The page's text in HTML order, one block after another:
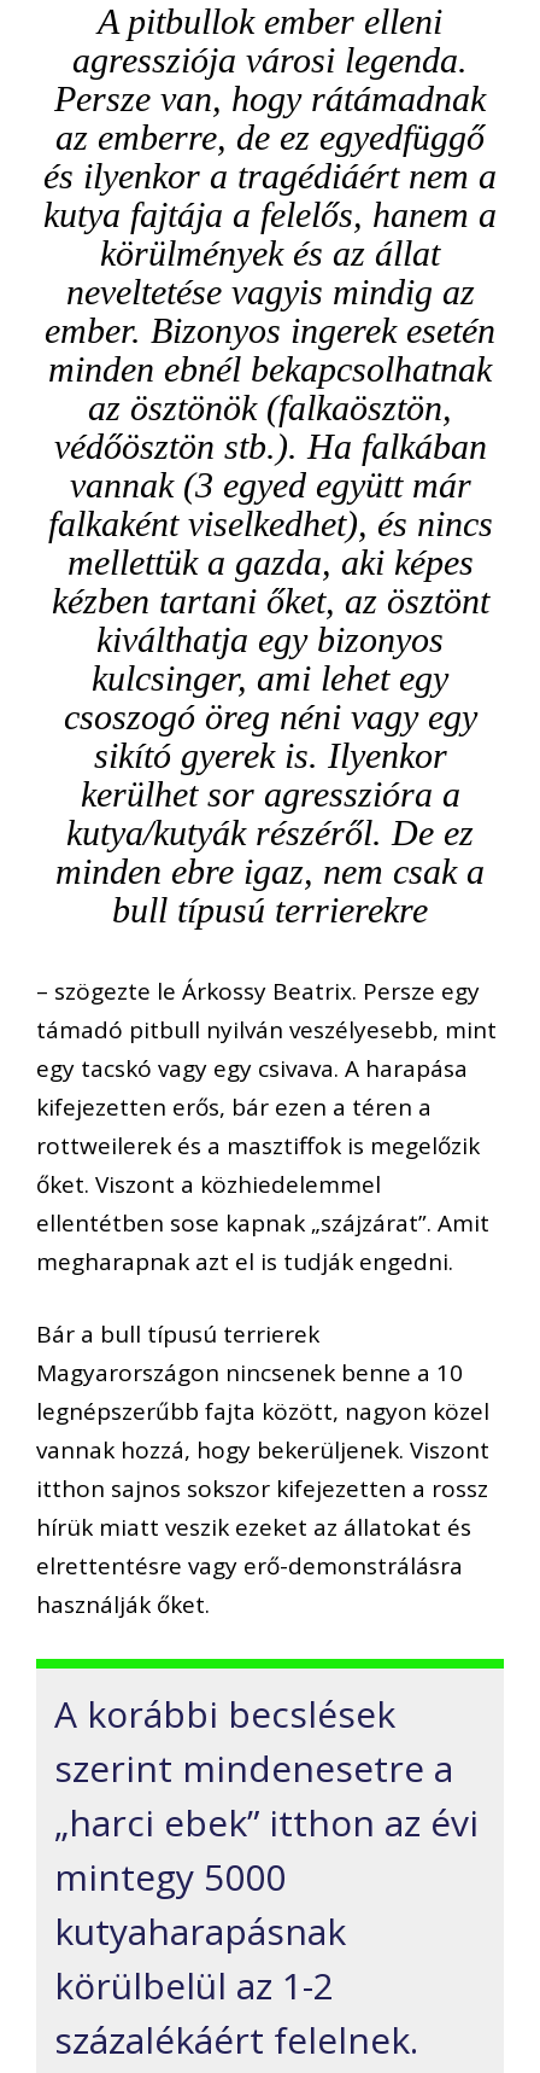
A pitbullok ember elleni
agressziója városi legenda.
Persze van, hogy rátámadnak
az emberre, de ez egyedfüggő
és ilyenkor a tragédiáért nem a
kutya fajtája a felelős, hanem a
körülmények és az állat
neveltetése vagyis mindig az
ember. Bizonyos ingerek esetén
minden ebnél bekapcsolhatnak
az ösztönök (falkaösztön,
védőösztön stb.). Ha falkában
vannak (3 egyed együtt már
falkaként viselkedhet), és nincs
mellettük a gazda, aki képes
kézben tartani őket, az ösztönt
kiválthatja egy bizonyos
kulcsinger, ami lehet egy
csoszogó öreg néni vagy egy
sikító gyerek is. Ilyenkor
kerülhet sor agresszióra a
kutya/kutyák részéről. De ez
minden ebre igaz, nem csak a
bull típusú terrierekre
– szögezte le Árkossy Beatrix. Persze egy
támadó pitbull nyilván veszélyesebb, mint
egy tacskó vagy egy csivava. A harapása
kifejezetten erős, bár ezen a téren a
rottweilerek és a masztiffok is megelőzik
őket. Viszont a közhiedelemmel
ellentétben sose kapnak „szájzárat”. Amit
megharapnak azt el is tudják engedni.
Bár a bull típusú terrierek
Magyarországon nincsenek benne a 10
legnépszerűbb fajta között, nagyon közel
vannak hozzá, hogy bekerüljenek. Viszont
itthon sajnos sokszor kifejezetten a rossz
hírük miatt veszik ezeket az állatokat és
elrettentésre vagy erő-demonstrálásra
használják őket.
A korábbi becslések
szerint mindenesetre a
„harci ebek” itthon az évi
mintegy 5000
kutyaharapásnak
körülbelül az 1-2
százalékáért felelnek.